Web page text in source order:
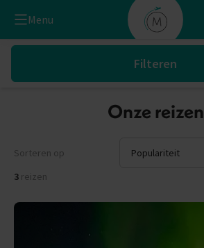
Menu
Filteren
Onze reizen
Sorteren op
3 reizen